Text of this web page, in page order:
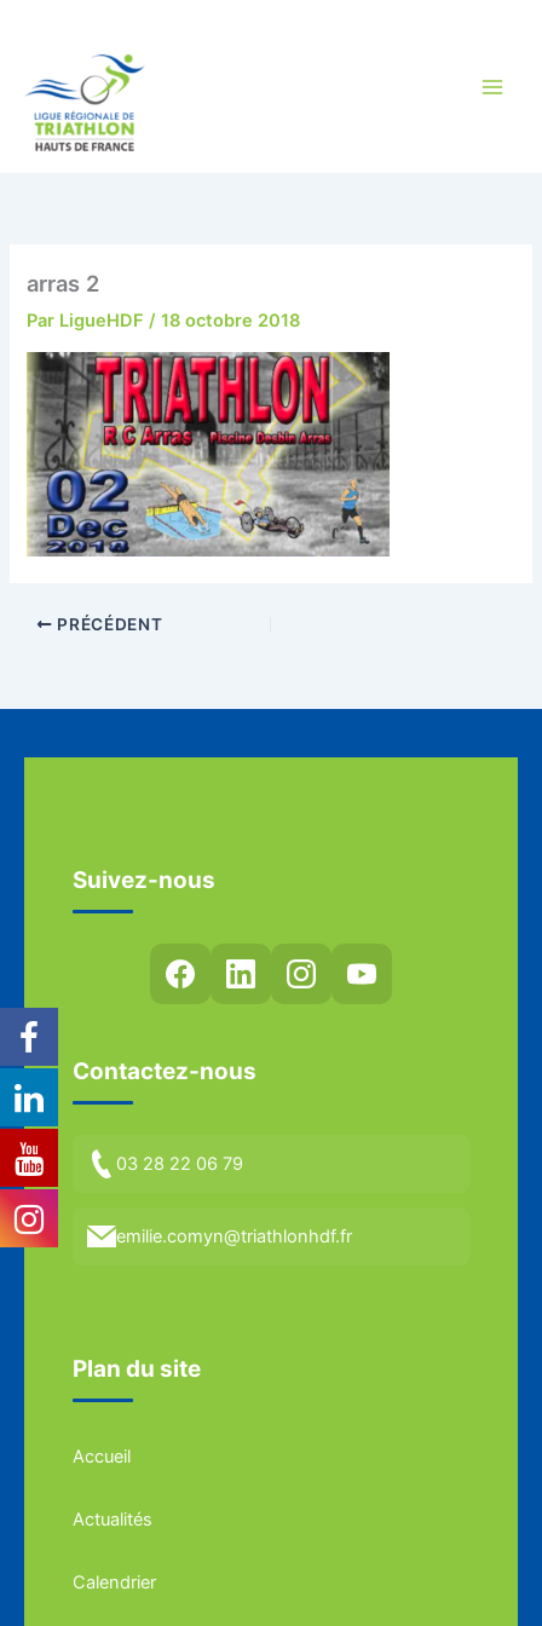
arras 2
Par LigueHDF/18 octobre 2018
PRÉCÉDENT
Suivez-nous
Contactez-nous
03 28 22 06 79
emilie.comyn@triathlonhdf.fr
Plan du site
Accueil
Actualités
Calendrier